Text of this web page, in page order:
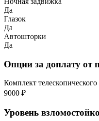
Да
Глазок
Да
Автошторки
Да
Опции за доплату от
Комплект
9000 ₽
Уровень